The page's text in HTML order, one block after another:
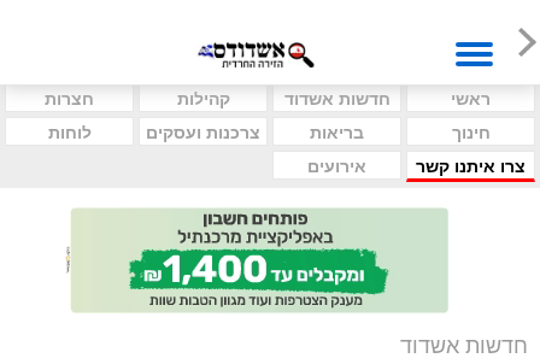
ראשי חדשות אשדוד קהילות
חצרות
חינוך
בריאות צרכנות ועסקים
לוחות
צרו איתנו קשר
אירועים
חדשות אשדוד